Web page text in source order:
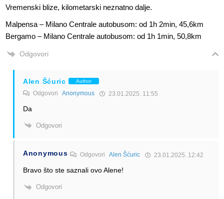
Vremenski blize, kilometarski neznatno dalje.
Malpensa – Milano Centrale autobusom: od 1h 2min, 45,6km
Bergamo – Milano Centrale autobusom: od 1h 1min, 50,8km
Odgovori
Alen Šćuric Author
Odgovori Anonymous 23.01.2025. 11:55
Da
Odgovori
Anonymous OdgovoriAlen Šćuric 23.01.2025. 12:42
Bravo što ste saznali ovo Alene!
Odgovori